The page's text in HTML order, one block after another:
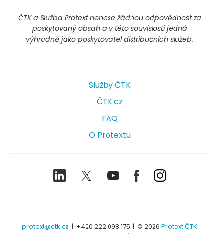
ČTK a Služba Protext nenese žádnou odpovědnost za
poskytovaný obsah a v této souvislosti jedná
výhradně jako poskytovatel distribučních služeb.
Služby ČTK
ČTK.cz
FAQ
O Protextu
LinkedIn TwitterYoutubeFacebookInstagram
protext@ctk.cz | +420 222 098 175 | © 2026 Protext ČTK